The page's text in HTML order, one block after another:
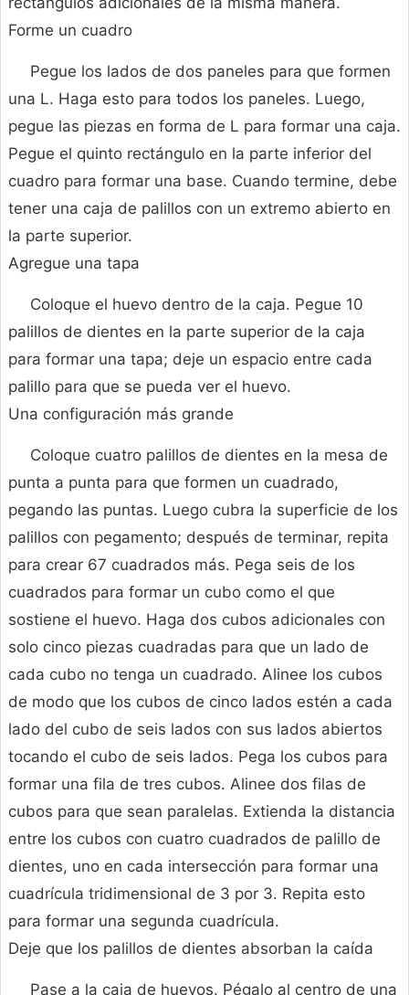
Forme un cuadro
Pegue los lados de dos paneles para que formen
una L. Haga esto para todos los paneles. Luego,
pegue las piezas en forma de L para formar una caja.
Pegue el quinto rectángulo en la parte inferior del
cuadro para formar una base. Cuando termine, debe
tener una caja de palillos con un extremo abierto en
la parte superior.
Agregue una tapa
Coloque el huevo dentro de la caja. Pegue 10
palillos de dientes en la parte superior de la caja
para formar una tapa; deje un espacio entre cada
palillo para que se pueda ver el huevo.
Una configuración más grande
Coloque cuatro palillos de dientes en la mesa de
punta a punta para que formen un cuadrado,
pegando las puntas. Luego cubra la superficie de los
palillos con pegamento; después de terminar, repita
para crear 67 cuadrados más. Pega seis de los
cuadrados para formar un cubo como el que
sostiene el huevo. Haga dos cubos adicionales con
solo cinco piezas cuadradas para que un lado de
cada cubo no tenga un cuadrado. Alinee los cubos
de modo que los cubos de cinco lados estén a cada
lado del cubo de seis lados con sus lados abiertos
tocando el cubo de seis lados. Pega los cubos para
formar una fila de tres cubos. Alinee dos filas de
cubos para que sean paralelas. Extienda la distancia
entre los cubos con cuatro cuadrados de palillo de
dientes, uno en cada intersección para formar una
cuadrícula tridimensional de 3 por 3. Repita esto
para formar una segunda cuadrícula.
Deje que los palillos de dientes absorban la caída
Pase a la caja de huevos. Pégalo al centro de una